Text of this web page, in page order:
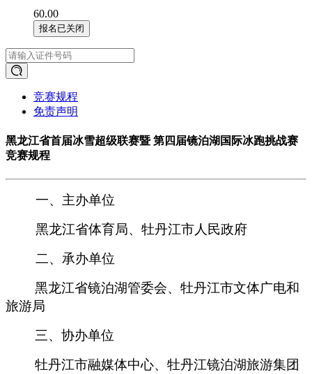
60.00
报名已关闭
竞赛规程
免责声明
黑龙江省首届冰雪超级联赛暨 第四届镜泊湖国际冰跑挑战赛
竞赛规程
一、主办单位
黑龙江省体育局、 牡丹江市人民政府
二、承办单位
黑龙江省镜泊湖管委会、牡丹江市文体广电和
旅游局
三、协办单位
牡丹江市融媒体中心、牡丹江镜泊湖旅游集团